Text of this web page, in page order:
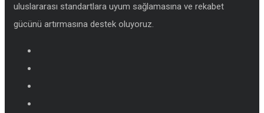
uluslararası standartlara uyum sağlamasına ve rekabet
gücünü artırmasına destek oluyoruz.